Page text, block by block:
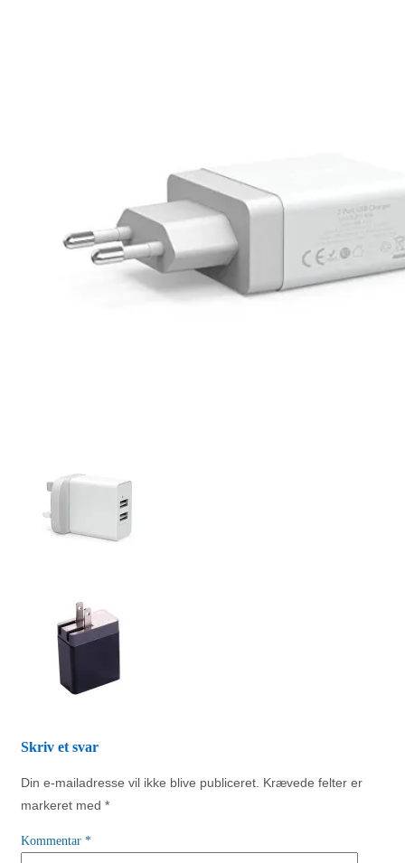
Skriv et svar
Din e-mailadresse vil ikke blive publiceret. Krævede felter er
markeret med *
Kommentar *